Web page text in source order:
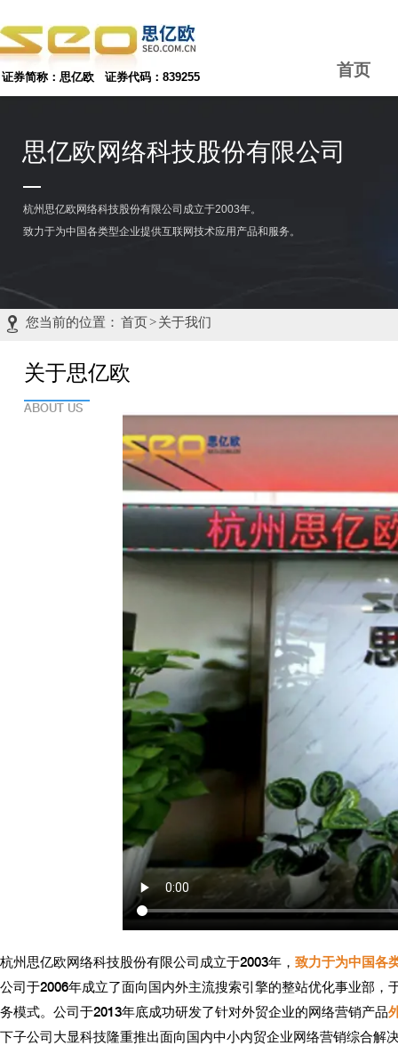
首页
证券简称：思亿欧 证券代码：839255
思亿欧网络科技股份有限公司
—
杭州思亿欧网络科技股份有限公司成立于2003年。
致力于为中国各类型企业提供互联网技术应用产品和服务。
 您当前的位置： 首页>关于我们
关于思亿欧
ABOUT US
。
杭州思亿欧网络科技股份有限公司成立于2003年， 致力于为中国各
公司于2006年成立了面向国内外主流搜索引擎的整站优化事业部，
务模式。公司于2013年底成功研发了针对外贸企业的网络营销产品
下子公司大显科技隆重推出面向国内中小内贸企业网络营销综合解